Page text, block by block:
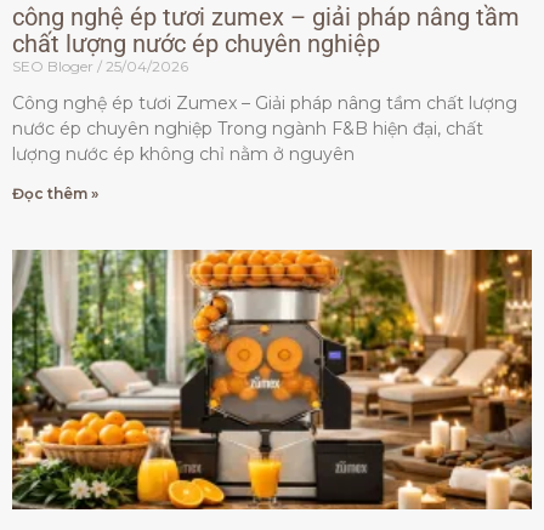
công nghệ ép tươi zumex – giải pháp nâng tầm
chất lượng nước ép chuyên nghiệp
SEO Bloger 25/04/2026
Công nghệ ép tươi Zumex – Giải pháp nâng tầm chất lượng
nước ép chuyên nghiệp Trong ngành F&B hiện đại, chất
lượng nước ép không chỉ nằm ở nguyên
Đọc thêm »